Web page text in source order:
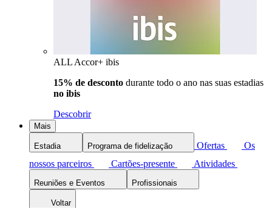
ALL Accor+ ibis
15% de desconto durante todo o ano nas suas estadias
no ibis
Descobrir
Mais
Estadia Programa de fidelização Ofertas
Os
nossos parceiros
Cartões-presente Atividades
Reuniões e Eventos Profissionais
Voltar